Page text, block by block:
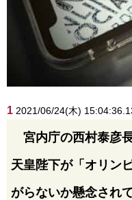
1 2021/06/24(木)
宮内庁の西村泰彦
天皇陛下が「オリン
がらないか懸念され